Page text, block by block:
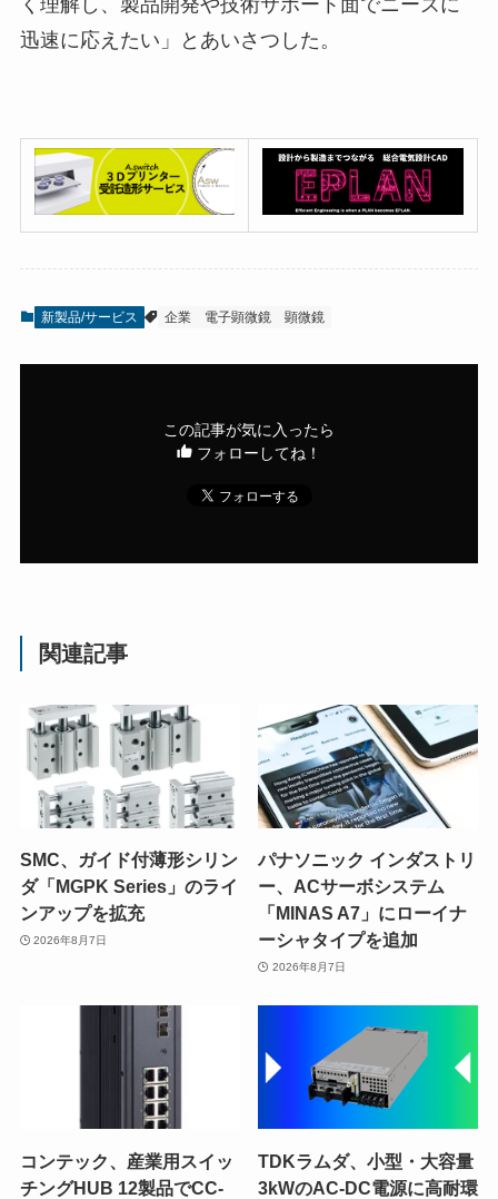
く理解し、製品開発や技術サポート面でニーズに
迅速に応えたい」とあいさつした。
新製品/サービス 企業 電子顕微鏡 顕微鏡
この記事が気に入ったら
フォローしてね！
関連記事
SMC、ガイド付薄形シリン
ダ「MGPK Series」のライ
ンアップを拡充
2026年8月7日
パナソニック インダストリ
ー、ACサーボシステム
「MINAS A7」にローイナ
ーシャタイプを追加
2026年8月7日
コンテック、産業用スイッ
チングHUB 12製品でCC-
TDKラムダ、小型・大容量
3kWのAC-DC電源に高耐環